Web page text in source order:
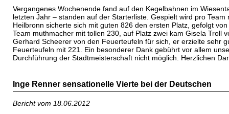
Vergangenes Wochenende fand auf den Kegelbahnen im
letzten Jahr – standen auf der Starterliste. Gespielt wird pro
Heilbronn sicherte sich mit guten 826 den ersten Platz, gefolgt
Team muthmacher mit tollen 230, auf Platz zwei kam Gisela Troll
Gerhard Scheerer von den Feuerteufeln für sich, er erzielte sehr
Feuerteufeln mit 221. Ein besonderer Dank gebührt vor allem
Durchführung der Stadtmeisterschaft nicht möglich. Herzlichen
Inge Renner sensationelle Vierte bei der Deutschen
Bericht vom 18.06.2012